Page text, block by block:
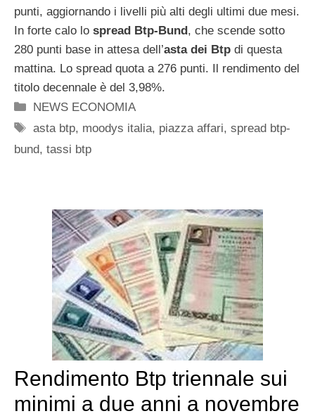
punti, aggiornando i livelli più alti degli ultimi due mesi.
In forte calo lo spread Btp-Bund, che scende sotto
280 punti base in attesa dell’asta dei Btp di questa
mattina. Lo spread quota a 276 punti. Il rendimento del
titolo decennale è del 3,98%.
Categorie
NEWS ECONOMIA
Tag
asta btp, moodys italia, piazza affari,spread btp-
bund, tassi btp
Rendimento Btp triennale sui
minimi a due anni a novembre